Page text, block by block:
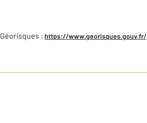
: https://www.georisques.gouv.fr/